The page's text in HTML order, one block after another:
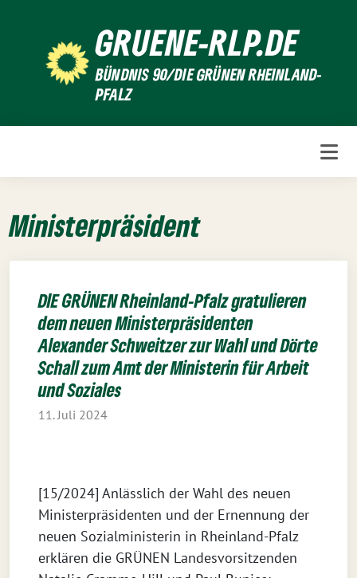
GRUENE-RLP.DE
BÜNDNIS 90/DIE GRÜNEN RHEINLAND-
PFALZ
Ministerpräsident
DIE GRÜNEN Rheinland-Pfalz gratulieren
dem neuen Ministerpräsidenten
Alexander Schweitzer zur Wahl und Dörte
Schall zum Amt der Ministerin für Arbeit
und Soziales
11. Juli 2024
[15/2024] Anlässlich der Wahl des neuen
Ministerpräsidenten und der Ernennung der
neuen Sozialministerin in Rheinland-Pfalz
erklären die GRÜNEN Landesvorsitzenden